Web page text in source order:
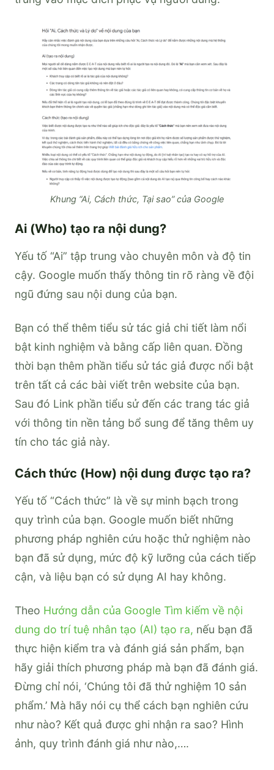
Khung “Ai, Cách thức, Tại sao” của Google
Ai (Who) tạo ra nội dung?
Yếu tố “Ai” tập trung vào chuyên môn và độ tin
cậy. Google muốn thấy thông tin rõ ràng về đội
ngũ đứng sau nội dung của bạn.
Bạn có thể thêm tiểu sử tác giả chi tiết làm nổi
bật kinh nghiệm và bằng cấp liên quan. Đồng
thời bạn thêm phần tiểu sử tác giả được nổi bật
trên tất cả các bài viết trên website của bạn.
Sau đó Link phần tiểu sử đến các trang tác giả
với thông tin nền tảng bổ sung để tăng thêm uy
tín cho tác giả này.
Cách thức (How) nội dung được tạo ra?
Yếu tố “Cách thức” là về sự minh bạch trong
quy trình của bạn. Google muốn biết những
phương pháp nghiên cứu hoặc thử nghiệm nào
bạn đã sử dụng, mức độ kỹ lưỡng của cách tiếp
cận, và liệu bạn có sử dụng AI hay không.
Theo Hướng dẫn của Google Tìm kiếm về nội
dung do trí tuệ nhân tạo (AI) tạo ra, nếu bạn đã
thực hiện kiểm tra và đánh giá sản phẩm, bạn
hãy giải thích phương pháp mà bạn đã đánh giá.
Đừng chỉ nói, ‘Chúng tôi đã thử nghiệm 10 sản
phẩm.’ Mà hãy nói cụ thể cách bạn nghiên cứu
như nào? Kết quả được ghi nhận ra sao? Hình
ảnh, quy trình đánh giá như nào,….